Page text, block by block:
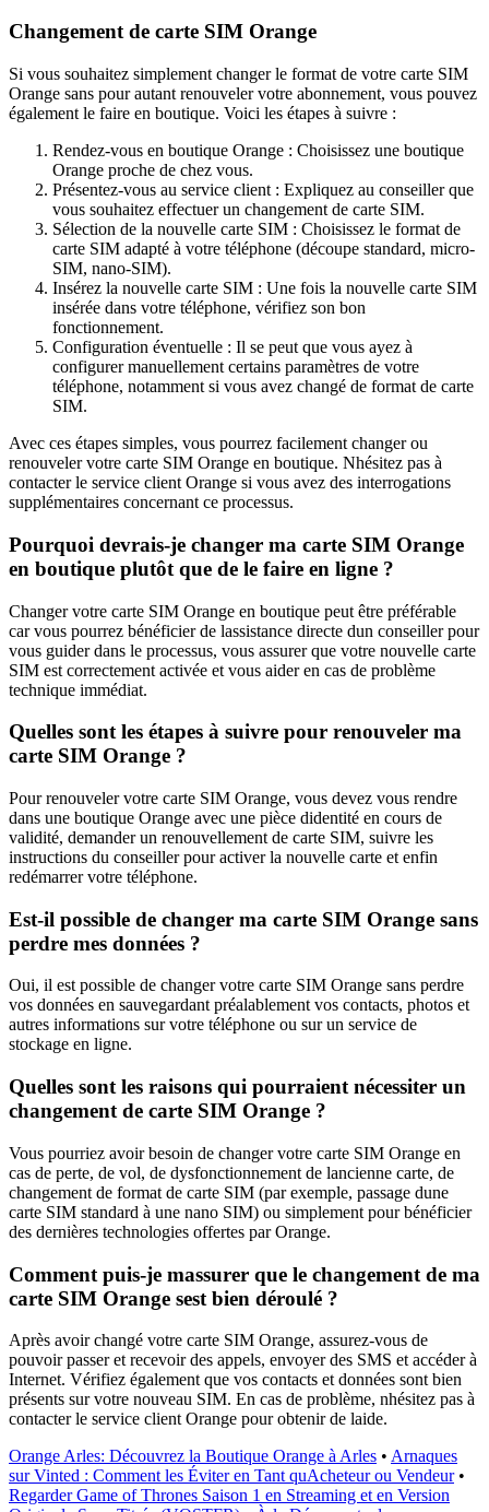
Changement de carte SIM Orange
Si vous souhaitez simplement changer le format de votre carte SIM
Orange sans pour autant renouveler votre abonnement, vous pouvez
également le faire en boutique. Voici les étapes à suivre :
Rendez-vous en boutique Orange : Choisissez une boutique
Orange proche de chez vous.
Présentez-vous au service client : Expliquez au conseiller que
vous souhaitez effectuer un changement de carte SIM.
Sélection de la nouvelle carte SIM : Choisissez le format de
carte SIM adapté à votre téléphone (découpe standard, micro-
SIM, nano-SIM).
Insérez la nouvelle carte SIM : Une fois la nouvelle carte SIM
insérée dans votre téléphone, vérifiez son bon
fonctionnement.
Configuration éventuelle : Il se peut que vous ayez à
configurer manuellement certains paramètres de votre
téléphone, notamment si vous avez changé de format de carte
SIM.
Avec ces étapes simples, vous pourrez facilement changer ou
renouveler votre carte SIM Orange en boutique. Nhésitez pas à
contacter le service client Orange si vous avez des interrogations
supplémentaires concernant ce processus.
Pourquoi devrais-je changer ma carte SIM Orange
en boutique plutôt que de le faire en ligne ?
Changer votre carte SIM Orange en boutique peut être préférable
car vous pourrez bénéficier de lassistance directe dun conseiller pour
vous guider dans le processus, vous assurer que votre nouvelle carte
SIM est correctement activée et vous aider en cas de problème
technique immédiat.
Quelles sont les étapes à suivre pour renouveler ma
carte SIM Orange ?
Pour renouveler votre carte SIM Orange, vous devez vous rendre
dans une boutique Orange avec une pièce didentité en cours de
validité, demander un renouvellement de carte SIM, suivre les
instructions du conseiller pour activer la nouvelle carte et enfin
redémarrer votre téléphone.
Est-il possible de changer ma carte SIM Orange sans
perdre mes données ?
Oui, il est possible de changer votre carte SIM Orange sans perdre
vos données en sauvegardant préalablement vos contacts, photos et
autres informations sur votre téléphone ou sur un service de
stockage en ligne.
Quelles sont les raisons qui pourraient nécessiter un
changement de carte SIM Orange ?
Vous pourriez avoir besoin de changer votre carte SIM Orange en
cas de perte, de vol, de dysfonctionnement de lancienne carte, de
changement de format de carte SIM (par exemple, passage dune
carte SIM standard à une nano SIM) ou simplement pour bénéficier
des dernières technologies offertes par Orange.
Comment puis-je massurer que le changement de ma
carte SIM Orange sest bien déroulé ?
Après avoir changé votre carte SIM Orange, assurez-vous de
pouvoir passer et recevoir des appels, envoyer des SMS et accéder à
Internet. Vérifiez également que vos contacts et données sont bien
présents sur votre nouveau SIM. En cas de problème, nhésitez pas à
contacter le service client Orange pour obtenir de laide.
Orange Arles: Découvrez la Boutique Orange à Arles • Arnaques
sur Vinted : Comment les Éviter en Tant quAcheteur ou Vendeur•
Regarder Game of Thrones Saison 1 en Streaming et en Version